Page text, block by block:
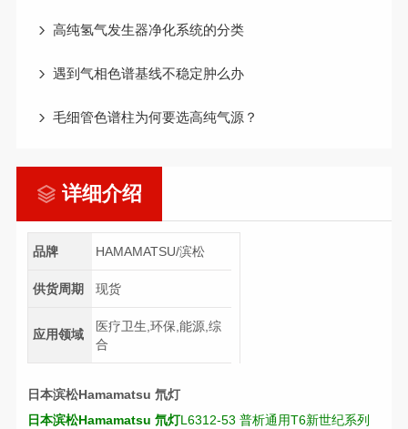
高纯氢气发生器净化系统的分类
遇到气相色谱基线不稳定肿么办
毛细管色谱柱为何要选高纯气源？
详细介绍
品牌 HAMAMATSU/滨松
供货周期 现货
应用领域
医疗卫生,环保,能源,综
合
日本滨松Hamamatsu 氘灯
日本滨松Hamamatsu 氘灯L6312-53 普析通用T6新世纪系列